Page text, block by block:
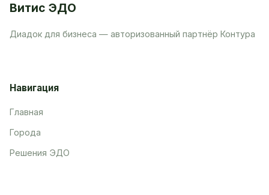
Витис ЭДО
Диадок для бизнеса — авторизованный партнёр Контура
Навигация
Главная
Города
Решения ЭДО